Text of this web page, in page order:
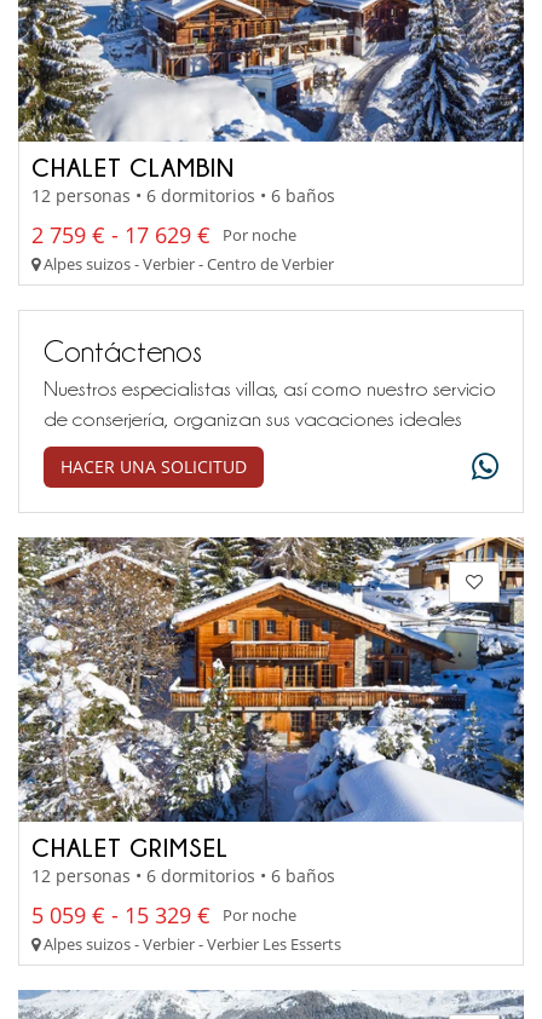
CHALET CLAMBIN
12 personas • 6 dormitorios • 6 baños
2 759 € - 17 629 €
Por noche
Alpes suizos - Verbier - Centro de Verbier
Contáctenos
Nuestros especialistas villas, así como nuestro servicio
de conserjería, organizan sus vacaciones ideales
HACER UNA SOLICITUD
CHALET GRIMSEL
12 personas • 6 dormitorios • 6 baños
5 059 € - 15 329 €
Por noche
Alpes suizos - Verbier - Verbier Les Esserts